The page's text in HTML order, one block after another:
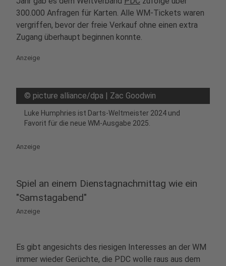
300.000 Anfragen für Karten. Alle WM-Tickets waren
vergriffen, bevor der freie Verkauf ohne einen extra
Zugang überhaupt beginnen konnte.
Anzeige
© picture alliance/dpa | Zac Goodwin
Luke Humphries ist Darts-Weltmeister 2024 und
Favorit für die neue WM-Ausgabe 2025.
Anzeige
Spiel an einem Dienstagnachmittag wie ein
"Samstagabend"
Anzeige
Es gibt angesichts des riesigen Interesses an der WM
immer wieder Gerüchte, die PDC wolle raus aus dem